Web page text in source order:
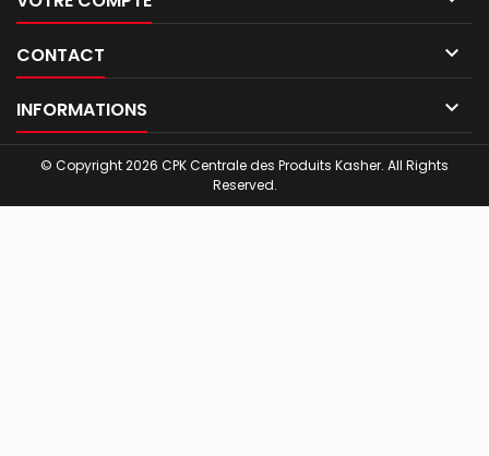
CONTACT 
INFORMATIONS 
© Copyright 2026 CPK Centrale des Produits Kasher. All Rights
Reserved.